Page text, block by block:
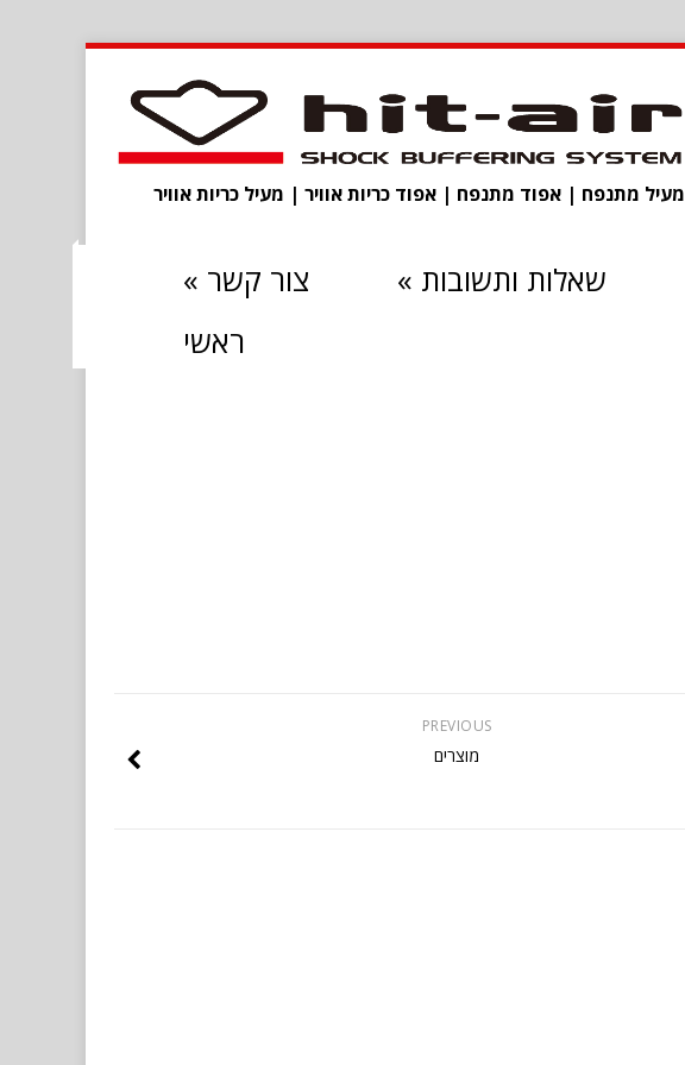
מעיל מתנפח | אפוד מתנפח | אפוד כריות אוויר | מעיל כריות אוויר
צור קשר » שאלות ותשובות »
ראשי
PREVIOUS
מוצרים